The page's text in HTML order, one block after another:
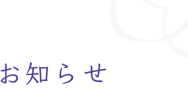
お知らせ